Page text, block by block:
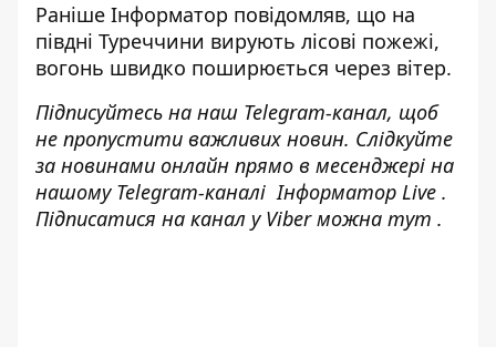
Раніше Інформатор повідомляв, що на
півдні Туреччини вирують лісові пожежі,
вогонь швидко поширюється через вітер.
Підписуйтесь на наш Telegram-канал, щоб
не пропустити важливих новин. Слідкуйте
за новинами онлайн прямо в месенджері на
нашому Telegram-каналіІнформатор Live .
Підписатися на канал у Viber можна тут .